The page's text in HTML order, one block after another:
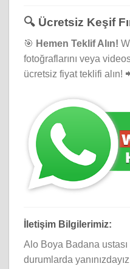
🔍 Ücretsiz Keşif
🎯 Hemen Teklif Alın!
fotoğraflarını veya
ücretsiz fiyat teklifi alın!
İletişim Bilgilerimiz:
Alo Boya Badana
durumlarda